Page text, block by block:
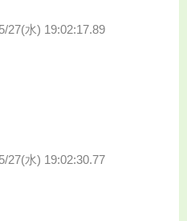
27(水) 19:02:17.89
27(水) 19:02:30.77